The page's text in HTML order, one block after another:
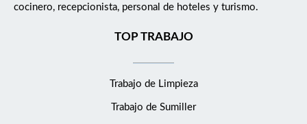
cocinero, recepcionista, personal de hoteles y turismo.
TOP TRABAJO
Trabajo de Limpieza
Trabajo de Sumiller